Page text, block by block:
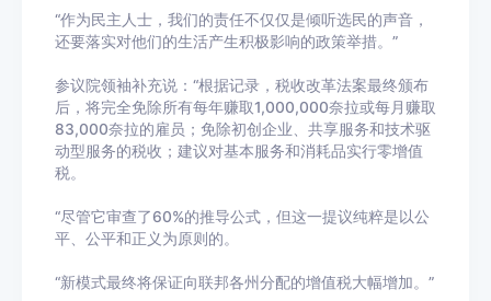
“作为民主人士，我们的责任不仅仅是倾听选民的声音，
还要落实对他们的生活产生积极影响的政策举措。”
参议院领袖补充说：“根据记录，税收改革法案最终颁布
后，将完全免除所有每年赚取1,000,000奈拉或每月赚取
83,000奈拉的雇员；免除初创企业、共享服务和技术驱
动型服务的税收；建议对基本服务和消耗品实行零增值
税。
“尽管它审查了60%的推导公式，但这一提议纯粹是以公
平、公平和正义为原则的。
“新模式最终将保证向联邦各州分配的增值税大幅增加。”